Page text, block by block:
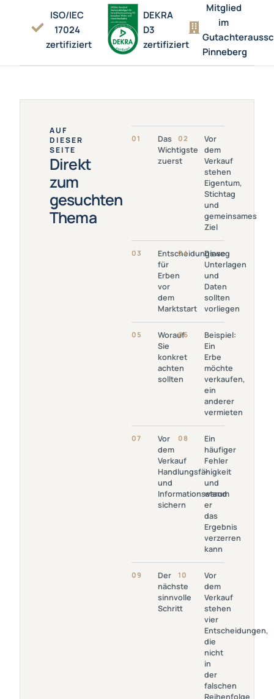
ISO/IEC
17024
zertifiziert
DEKRA
D3
zertifiziert
Mitglied
im
Pinneberg
AUF
DIESER
SEITE
Direkt
zum
gesuchten
Thema
01
Das
Wichtigste
zuerst
Öffnen:
Das
Wichtigste
02
Vor
dem
Verkauf
stehen
Eigentum,
Stichtag
und
gemeinsames
Ziel
Vor Dem
Verkauf
Stehen
Eigentum,
Stichtag Und
Gemeinsames
Ziel
03
Entscheidungsweg
für
Erben
vor
dem
Marktstart
Entscheidungsweg
Für Erben Vor Dem
Marktstart
04
Diese
Unterlagen
und
Daten
sollten
vorliegen
Öffnen:
Diese
Unterlagen
Und Daten
Sollten
Vorliegen
05
Worauf
Sie
konkret
achten
sollten
Öffnen:
Worauf Sie
Konkret
Achten
Sollten
06
Beispiel:
Ein
Erbe
möchte
verkaufen,
ein
anderer
vermieten
Öffnen:
Beispiel:
Ein Erbe
Möchte
Verkaufen,
Ein
Anderer
Vermieten
07
Vor
dem
Verkauf
Handlungsfähigkeit
und
Informationsstand
sichern
Dem Verkauf
Handlungsfähigkeit
Und
Informationsstand
Sichern
08
Ein
häufiger
Fehler
–
und
warum
er
das
Ergebnis
verzerren
kann
Öffnen: Ein
Häufiger
Fehler –
Und Warum
Er Das
Ergebnis
Verzerren
Kann
09
Der
nächste
sinnvolle
Schritt
Öffnen:
Der
Nächste
Sinnvolle
10
Vor
dem
Verkauf
stehen
vier
Entscheidungen,
die
nicht
in
der
falschen
Reihenfolge
Dem Verkauf
Stehen Vier
Entscheidungen,
Die Nicht In Der
Falschen
Reihenfolge
Getroffen
Werden S…